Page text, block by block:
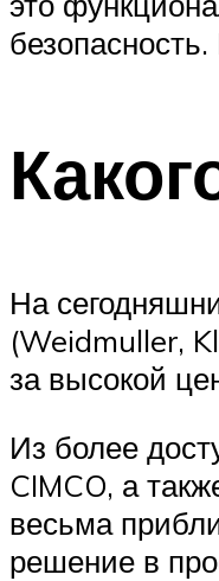
На
(Weidmuller,
за высокой
Из более
CIMCO, а
весьма
решение в